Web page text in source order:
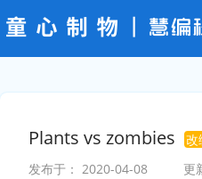
Plants vs zombies
改
发布于： 2020-04-08 更